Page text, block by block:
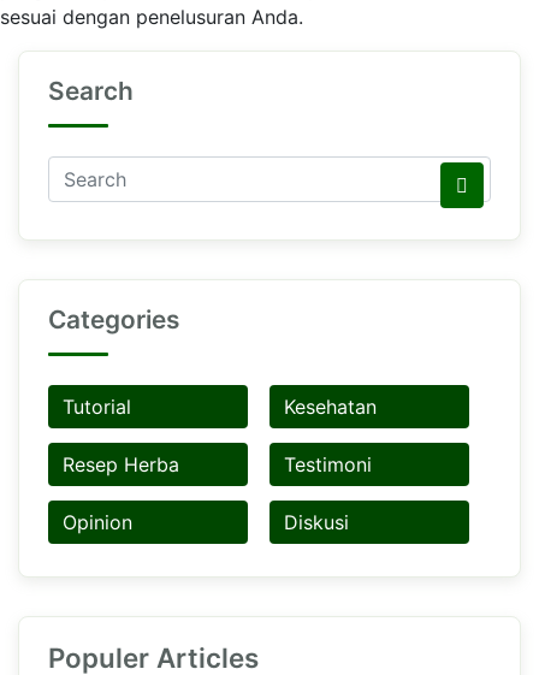
sesuai dengan penelusuran Anda.
Search
Categories
Tutorial Kesehatan
Resep Herba Testimoni
Opinion Diskusi
Populer Articles